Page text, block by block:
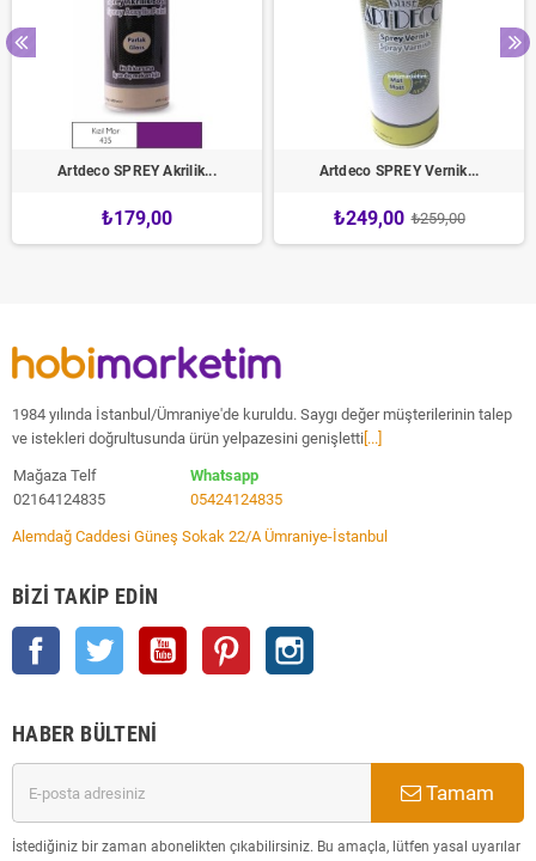
Artdeco SPREY Akrilik...
₺179,00
Artdeco SPREY Vernik...
₺249,00 ₺259,00
1984 yılında İstanbul/Ümraniye'de kuruldu. Saygı değer müşterilerinin talep
ve istekleri doğrultusunda ürün yelpazesini genişletti [...]
Mağaza Telf
02164124835
Whatsapp
05424124835
Alemdağ Caddesi Güneş Sokak 22/A Ümraniye-İstanbul
BIZI TAKIP EDIN
Facebook Twitter YouTube Pinterest
HABER BÜLTENI
Tamam
İstediğiniz bir zaman abonelikten çıkabilirsiniz. Bu amaçla, lütfen yasal uyarılar